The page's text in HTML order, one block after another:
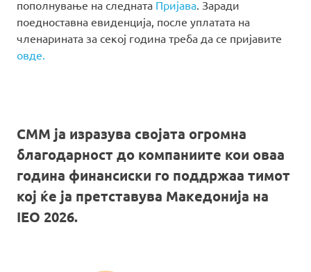
пополнување на следната Пријава. Заради
поедноставна евиденција, после уплатата на
членарината за секој година треба да се пријавите
овде.
СММ ја изразува својата огромна
благодарност до компаниите кои оваа
година финансиски го поддржаа тимот
кој ќе ја претставува Македонија на
IEO 2026.